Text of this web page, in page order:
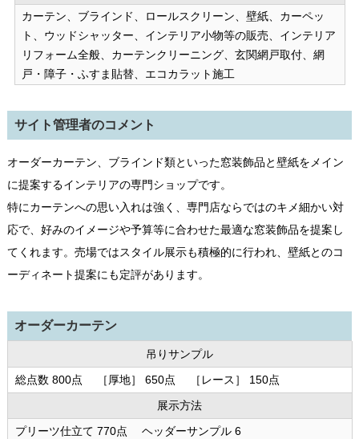
カーテン、ブラインド、ロールスクリーン、壁紙、カーペッ
ト、ウッドシャッター、インテリア小物等の販売、インテリア
リフォーム全般、カーテンクリーニング、玄関網戸取付、網
戸・障子・ふすま貼替、エコカラット施工
サイト管理者のコメント
オーダーカーテン、ブラインド類といった窓装飾品と壁紙をメイン
に提案するインテリアの専門ショップです。
特にカーテンへの思い入れは強く、専門店ならではのキメ細かい対
応で、好みのイメージや予算等に合わせた最適な窓装飾品を提案し
てくれます。売場ではスタイル展示も積極的に行われ、壁紙とのコ
ーディネート提案にも定評があります。
オーダーカーテン
吊りサンプル
総点数 800点 ［厚地］ 650点 ［レース］ 150点
展示方法
プリーツ仕立て 770点 ヘッダーサンプル 6